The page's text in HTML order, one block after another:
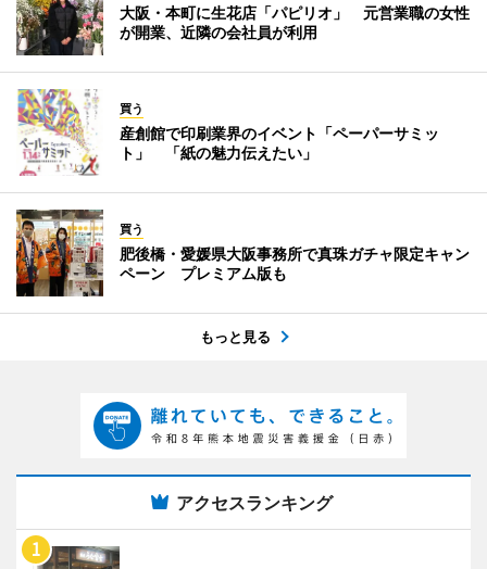
大阪・本町に生花店「パピリオ」 元営業職の女性
が開業、近隣の会社員が利用
買う
産創館で印刷業界のイベント「ペーパーサミッ
ト」 「紙の魅力伝えたい」
買う
肥後橋・愛媛県大阪事務所で真珠ガチャ限定キャン
ペーン プレミアム版も
もっと見る
アクセスランキング